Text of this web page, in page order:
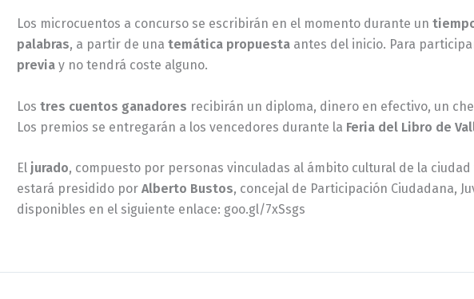
Los microcuentos a concurso se escribirán en el momento durante un
palabras, a partir de una temática propuesta antes del inicio. Para
previa y no tendrá coste alguno.
Los tres cuentos ganadores recibirán un diploma, dinero en efectivo, un
Los premios se entregarán a los vencedores durante la Feria del Libro de
El jurado, compuesto por personas vinculadas al ámbito cultural de la
estará presidido por Alberto Bustos, concejal de Participación Ciudadana,
disponibles en el siguiente enlace: goo.gl/7xSsgs